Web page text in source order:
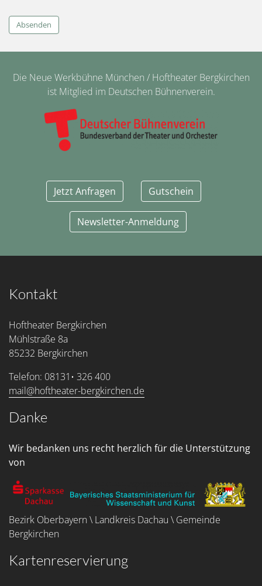
Absenden
Die Neue Werkbühne München / Hoftheater Bergkirchen
ist Mitglied im Deutschen Bühnenverein.
Jetzt Anfragen Gutschein
Newsletter-Anmeldung
Kontakt
Hoftheater Bergkirchen
Mühlstraße 8a
85232 Bergkirchen
Telefon: 08131• 326 400
mail@hoftheater-bergkirchen.de
Danke
Wir bedanken uns recht herzlich für die Unterstützung
von
Bezirk Oberbayern \ Landkreis Dachau \ Gemeinde
Bergkirchen
Kartenreservierung